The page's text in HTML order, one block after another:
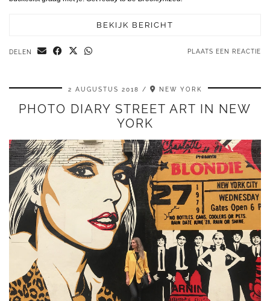
BEKIJK BERICHT
DELEN PLAATS EEN REACTIE
2 AUGUSTUS 2018 NEW YORK
PHOTO DIARY STREET ART IN NEW
YORK